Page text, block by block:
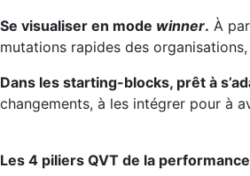
Se visualiser en mode winner. À
mutations rapides des
Dans les starting-blocks, prêt à
changements, à les intégrer pour à
Les 4 piliers QVT de la